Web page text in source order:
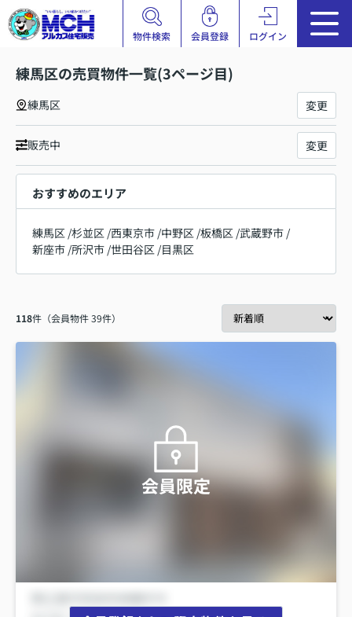
物件検索 会員登録 ログイン
練馬区の売買物件一覧(3ページ目)
練馬区 変更
販売中 変更
おすすめのエリア
練馬区 /杉並区 /西東京市 /中野区 /板橋区 /武蔵野市 /
新座市 /所沢市 /世田谷区 /目黒区
118件（会員物件 39件）
会員限定